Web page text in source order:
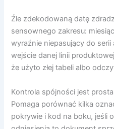
Źle zdekodowaną datę
sensownego zakresu:
wyraźnie niepasujący do
wejście danej linii
że użyto złej tabeli albo
Kontrola spójności jest
Pomaga porównać kilka
pokrywie i kod na boku, jeśli